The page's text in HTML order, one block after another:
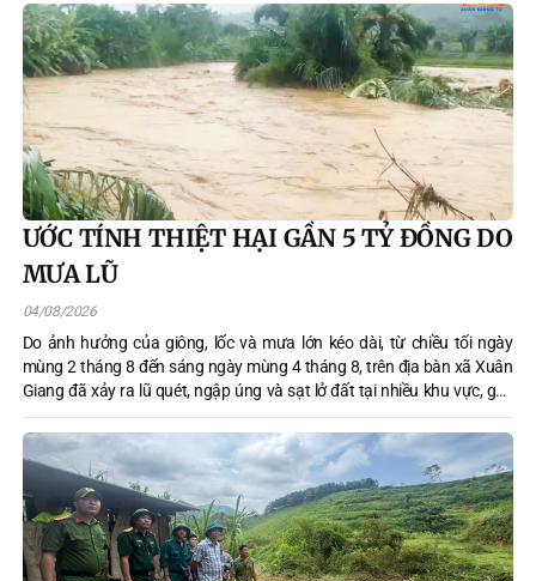
ƯỚC TÍNH THIỆT HẠI GẦN 5 TỶ ĐỒNG DO
MƯA LŨ
04/08/2026
Do ảnh hưởng của giông, lốc và mưa lớn kéo dài, từ chiều tối ngày
mùng 2 tháng 8 đến sáng ngày mùng 4 tháng 8, trên địa bàn xã Xuân
Giang đã xảy ra lũ quét, ngập úng và sạt lở đất tại nhiều khu vực, gây
thiệt hại về sản xuất, hạ tầng, giao thông, công trình thủy lợi và điện
nước. Tổng thiệt hại ban đầu khoảng gần 5 tỷ đồng.